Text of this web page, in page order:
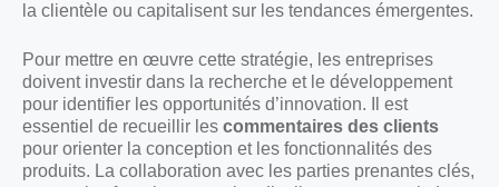
la clientèle ou capitalisent sur les tendances émergentes.
Pour mettre en œuvre cette stratégie, les entreprises
doivent investir dans la recherche et le développement
pour identifier les opportunités d’innovation. Il est
essentiel de recueillir les commentaires des clients
pour orienter la conception et les fonctionnalités des
produits. La collaboration avec les parties prenantes clés,